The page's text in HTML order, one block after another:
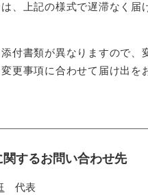
、上記の様式で遅滞なく届
付書類が異なりますので、
更事項に合わせて届け出を
関するお問い合わせ先
代表